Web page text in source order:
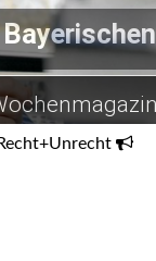
Recht+Unrecht